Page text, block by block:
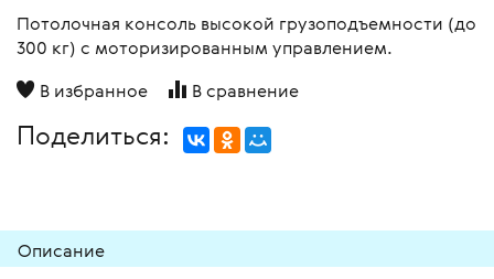
Потолочная консоль высокой грузоподъемности (до
300 кг) с моторизированным управлением.
В избранное
В сравнение
Поделиться:
Описание